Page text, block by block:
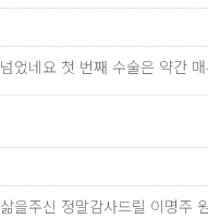
었네요 첫 번째 수술은 약간
을주신 정말감사드릴 이명주